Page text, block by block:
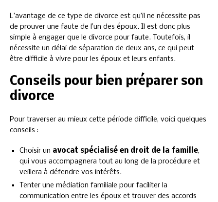
L’avantage de ce type de divorce est qu’il ne nécessite pas
de prouver une faute de l’un des époux. Il est donc plus
simple à engager que le divorce pour faute. Toutefois, il
nécessite un délai de séparation de deux ans, ce qui peut
être difficile à vivre pour les époux et leurs enfants.
Conseils pour bien préparer son
divorce
Pour traverser au mieux cette période difficile, voici quelques
conseils :
Choisir un avocat spécialisé en droit de la famille,
qui vous accompagnera tout au long de la procédure et
veillera à défendre vos intérêts.
Tenter une médiation familiale pour faciliter la
communication entre les époux et trouver des accords